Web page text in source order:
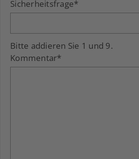
Sicherheitsfrage*
Bitte addieren Sie 1 und 9.
Kommentar*